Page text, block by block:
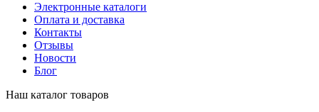
Электронные каталоги
Оплата и доставка
Контакты
Отзывы
Новости
Блог
Наш каталог товаров